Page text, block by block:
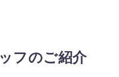
テレ
さり
フのご紹介